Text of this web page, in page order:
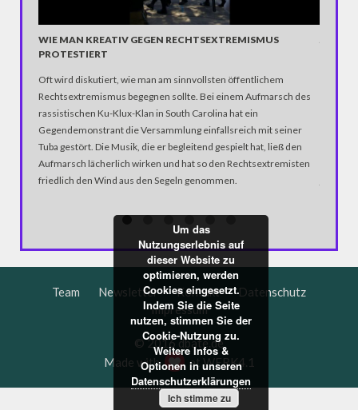
WIE MAN KREATIV GEGEN RECHTSEXTREMISMUS
PROTESTIERT
Oft wird diskutiert, wie man am sinnvollsten öffentlichem
Rechtsextremismus begegnen sollte. Bei einem Aufmarsch des
rassistischen Ku-Klux-Klan in South Carolina hat ein
Gegendemonstrant die Versammlung einfallsreich mit seiner
Tuba gestört. Die Musik, die er begleitend gespielt hat, ließ den
Aufmarsch lächerlich wirken und hat so den Rechtsextremisten
friedlich den Wind aus den Segeln genommen.
Team Newsletter Kontakt
Datenschutz
Impressum
© 2016 dbate.de
Made with
atWERK4.1
Um das
Nutzungserlebnis auf
dieser Website zu
optimieren, werden
Cookies eingesetzt.
Indem Sie die Seite
nutzen, stimmen Sie der
Cookie-Nutzung zu.
Weitere Infos &
Optionen in unseren
Datenschutzerklärungen
Ich stimme zu